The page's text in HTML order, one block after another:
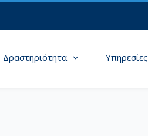
Δραστηριότητα Υπηρεσίες